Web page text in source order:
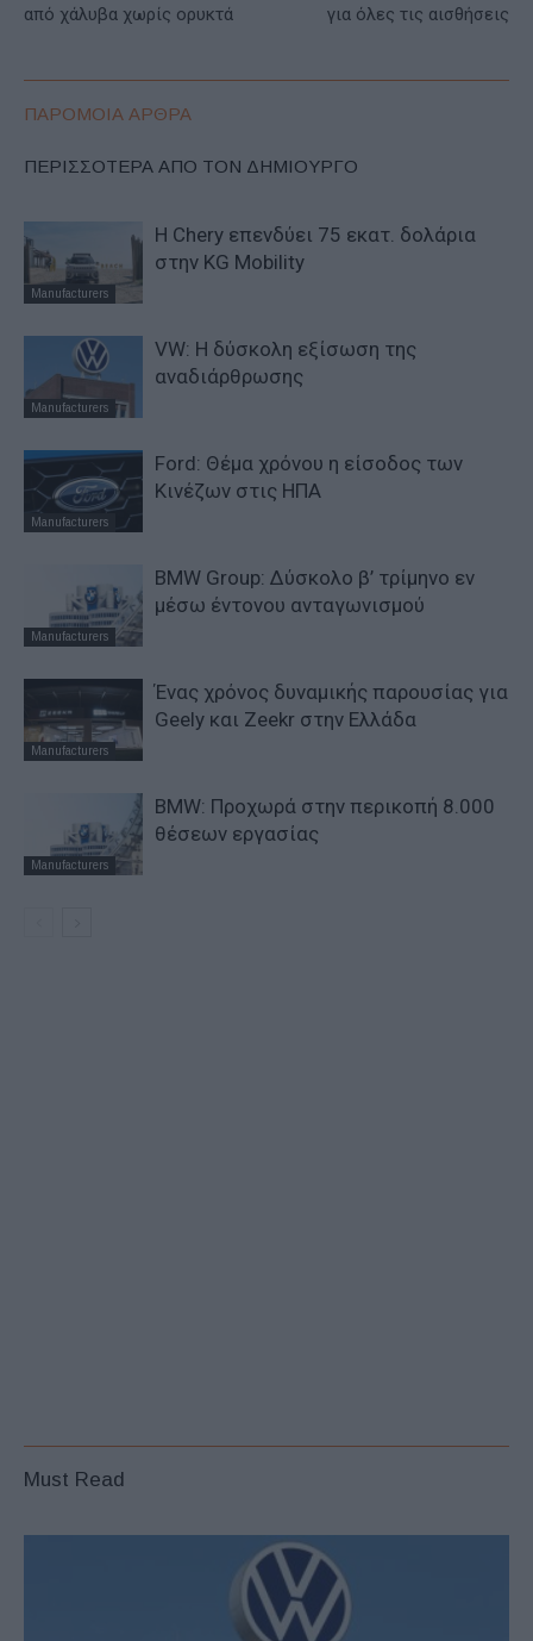
από χάλυβα χωρίς ορυκτά
για όλες τις αισθήσεις
ΠΑΡΟΜΟΙΑ ΑΡΘΡΑ
ΠΕΡΙΣΣΟΤΕΡΑ ΑΠΟ ΤΟΝ ΔΗΜΙΟΥΡΓΟ
Manufacturers
Η Chery επενδύει 75 εκατ. δολάρια
στην KG Mobility
Manufacturers
VW: Η δύσκολη εξίσωση της
αναδιάρθρωσης
Manufacturers
Ford: Θέμα χρόνου η είσοδος των
Κινέζων στις ΗΠΑ
Manufacturers
BMW Group: Δύσκολο β’ τρίμηνο εν
μέσω έντονου ανταγωνισμού
Manufacturers
Ένας χρόνος δυναμικής παρουσίας για
Geely και Zeekr στην Ελλάδα
Manufacturers
BMW: Προχωρά στην περικοπή 8.000
θέσεων εργασίας
Must Read